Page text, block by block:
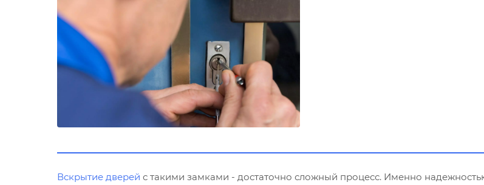
Вскрытие дверей с такими замками - достаточно сложный процесс. Именно